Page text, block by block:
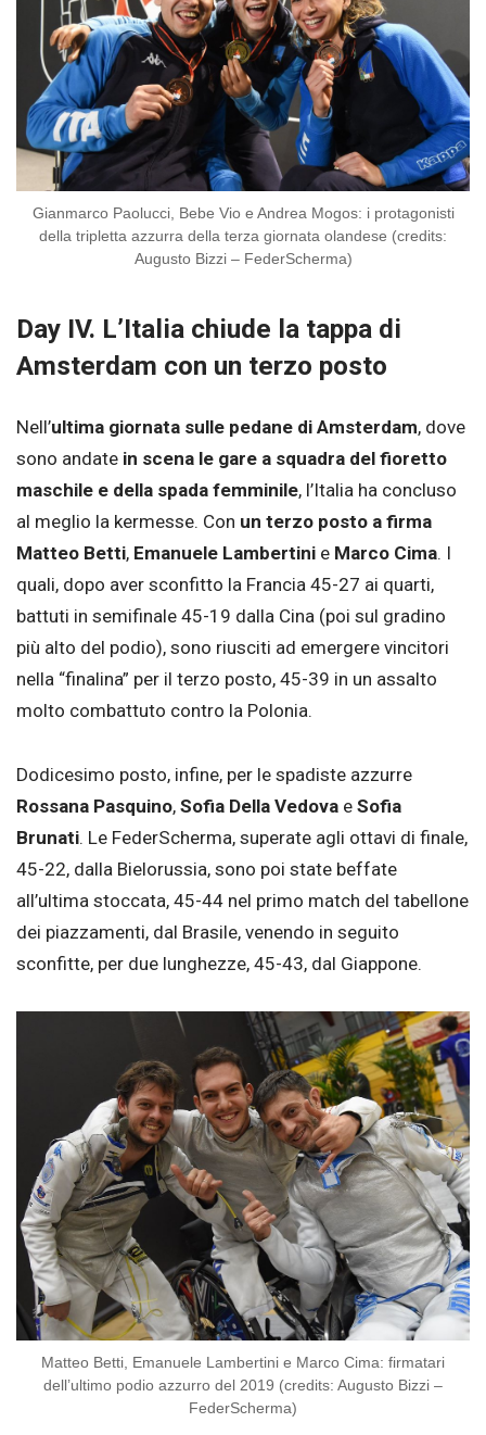
Gianmarco Paolucci, Bebe Vio e Andrea Mogos: i protagonisti
della tripletta azzurra della terza giornata olandese (credits:
Augusto Bizzi – FederScherma)
Day IV. L’Italia chiude la tappa di
Amsterdam con un terzo posto
Nell’ultima giornata sulle pedane di Amsterdam, dove
sono andate in scena le gare a squadra del fioretto
maschile e della spada femminile, l’Italia ha concluso
al meglio la kermesse. Con un terzo posto a firma
Matteo Betti, Emanuele Lambertini e Marco Cima. I
quali, dopo aver sconfitto la Francia 45-27 ai quarti,
battuti in semifinale 45-19 dalla Cina (poi sul gradino
più alto del podio), sono riusciti ad emergere vincitori
nella “finalina” per il terzo posto, 45-39 in un assalto
molto combattuto contro la Polonia.
Dodicesimo posto, infine, per le spadiste azzurre
Rossana Pasquino, Sofia Della Vedova e Sofia
Brunati. Le FederScherma, superate agli ottavi di finale,
45-22, dalla Bielorussia, sono poi state beffate
all’ultima stoccata, 45-44 nel primo match del tabellone
dei piazzamenti, dal Brasile, venendo in seguito
sconfitte, per due lunghezze, 45-43, dal Giappone.
Matteo Betti, Emanuele Lambertini e Marco Cima: firmatari
dell’ultimo podio azzurro del 2019 (credits: Augusto Bizzi –
FederScherma)